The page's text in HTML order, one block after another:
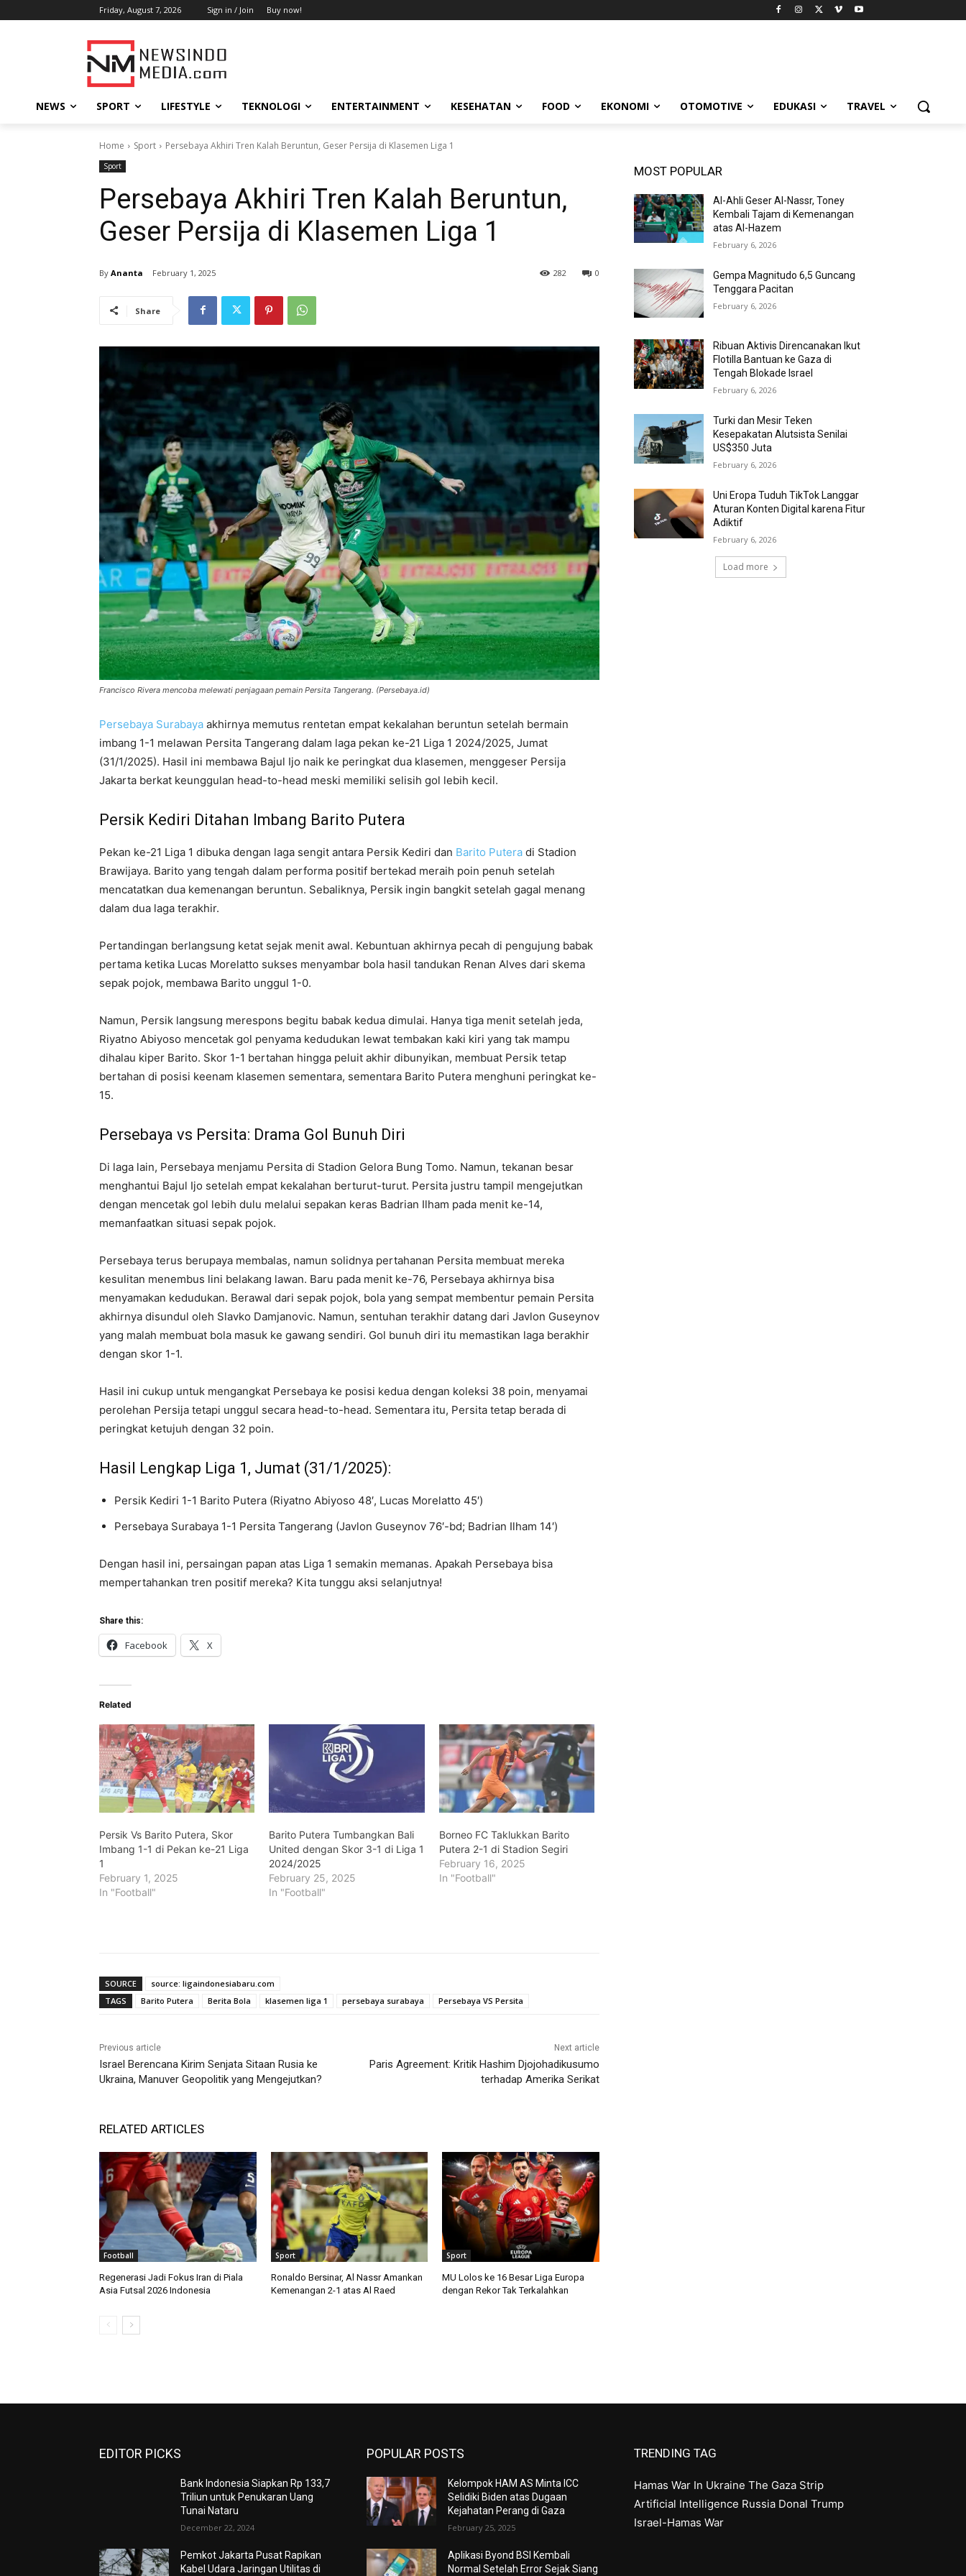
Friday, August 7, 2026 Sign in / Join Buy now!
NEWS SPORT LIFESTYLE TEKNOLOGI ENTERTAINMENT KESEHATAN FOOD EKONOMI OTOMOTIVE EDUKASI TRAVEL
Home Sport Persebaya Akhiri Tren Kalah Beruntun, Geser Persija di Klasemen Liga 1
Sport
Persebaya Akhiri Tren Kalah Beruntun,
Geser Persija di Klasemen Liga 1
By Ananta February 1, 2025 0
282
Share
Francisco Rivera mencoba melewati penjagaan pemain Persita Tangerang. (Persebaya.id)
Persebaya Surabaya akhirnya memutus rentetan empat kekalahan beruntun setelah bermain
imbang 1-1 melawan Persita Tangerang dalam laga pekan ke-21 Liga 1 2024/2025, Jumat
(31/1/2025). Hasil ini membawa Bajul Ijo naik ke peringkat dua klasemen, menggeser Persija
Jakarta berkat keunggulan head-to-head meski memiliki selisih gol lebih kecil.
Persik Kediri Ditahan Imbang Barito Putera
Pekan ke-21 Liga 1 dibuka dengan laga sengit antara Persik Kediri dan Barito Putera di Stadion
Brawijaya. Barito yang tengah dalam performa positif bertekad meraih poin penuh setelah
mencatatkan dua kemenangan beruntun. Sebaliknya, Persik ingin bangkit setelah gagal menang
dalam dua laga terakhir.
Pertandingan berlangsung ketat sejak menit awal. Kebuntuan akhirnya pecah di pengujung babak
pertama ketika Lucas Morelatto sukses menyambar bola hasil tandukan Renan Alves dari skema
sepak pojok, membawa Barito unggul 1-0.
Namun, Persik langsung merespons begitu babak kedua dimulai. Hanya tiga menit setelah jeda,
Riyatno Abiyoso mencetak gol penyama kedudukan lewat tembakan kaki kiri yang tak mampu
dihalau kiper Barito. Skor 1-1 bertahan hingga peluit akhir dibunyikan, membuat Persik tetap
bertahan di posisi keenam klasemen sementara, sementara Barito Putera menghuni peringkat ke-
15.
Persebaya vs Persita: Drama Gol Bunuh Diri
Di laga lain, Persebaya menjamu Persita di Stadion Gelora Bung Tomo. Namun, tekanan besar
menghantui Bajul Ijo setelah empat kekalahan berturut-turut. Persita justru tampil mengejutkan
dengan mencetak gol lebih dulu melalui sepakan keras Badrian Ilham pada menit ke-14,
memanfaatkan situasi sepak pojok.
Persebaya terus berupaya membalas, namun solidnya pertahanan Persita membuat mereka
kesulitan menembus lini belakang lawan. Baru pada menit ke-76, Persebaya akhirnya bisa
menyamakan kedudukan. Berawal dari sepak pojok, bola yang sempat membentur pemain Persita
akhirnya disundul oleh Slavko Damjanovic. Namun, sentuhan terakhir datang dari Javlon Guseynov
yang malah membuat bola masuk ke gawang sendiri. Gol bunuh diri itu memastikan laga berakhir
dengan skor 1-1.
Hasil ini cukup untuk mengangkat Persebaya ke posisi kedua dengan koleksi 38 poin, menyamai
perolehan Persija tetapi unggul secara head-to-head. Sementara itu, Persita tetap berada di
peringkat ketujuh dengan 32 poin.
Hasil Lengkap Liga 1, Jumat (31/1/2025):
Persik Kediri 1-1 Barito Putera (Riyatno Abiyoso 48′, Lucas Morelatto 45′)
Persebaya Surabaya 1-1 Persita Tangerang (Javlon Guseynov 76′-bd; Badrian Ilham 14′)
Dengan hasil ini, persaingan papan atas Liga 1 semakin memanas. Apakah Persebaya bisa
mempertahankan tren positif mereka? Kita tunggu aksi selanjutnya!
Share this:
Facebook X
Related
Persik Vs Barito Putera, Skor
Imbang 1-1 di Pekan ke-21 Liga
1
February 1, 2025
In "Football"
Barito Putera Tumbangkan Bali
United dengan Skor 3-1 di Liga 1
2024/2025
February 25, 2025
In "Football"
Borneo FC Taklukkan Barito
Putera 2-1 di Stadion Segiri
February 16, 2025
In "Football"
SOURCE
source: ligaindonesiabaru.com
TAGS
Barito Putera Berita Bola klasemen liga 1 persebaya surabaya Persebaya VS Persita
Previous article
Israel Berencana Kirim Senjata Sitaan Rusia ke
Ukraina, Manuver Geopolitik yang Mengejutkan?
Next article
Paris Agreement: Kritik Hashim Djojohadikusumo
terhadap Amerika Serikat
RELATED ARTICLES
Football
Regenerasi Jadi Fokus Iran di Piala
Asia Futsal 2026 Indonesia
Sport
Ronaldo Bersinar, Al Nassr Amankan
Kemenangan 2-1 atas Al Raed
Sport
MU Lolos ke 16 Besar Liga Europa
dengan Rekor Tak Terkalahkan
MOST POPULAR
Al-Ahli Geser Al-Nassr, Toney
Kembali Tajam di Kemenangan
atas Al-Hazem
February 6, 2026
Gempa Magnitudo 6,5 Guncang
Tenggara Pacitan
February 6, 2026
Ribuan Aktivis Direncanakan Ikut
Flotilla Bantuan ke Gaza di
Tengah Blokade Israel
February 6, 2026
Turki dan Mesir Teken
Kesepakatan Alutsista Senilai
US$350 Juta
February 6, 2026
Uni Eropa Tuduh TikTok Langgar
Aturan Konten Digital karena Fitur
Adiktif
February 6, 2026
Load more
EDITOR PICKS
Bank Indonesia Siapkan Rp 133,7
Triliun untuk Penukaran Uang
Tunai Nataru
December 22, 2024
Pemkot Jakarta Pusat Rapikan
Kabel Udara Jaringan Utilitas di
POPULAR POSTS
Kelompok HAM AS Minta ICC
Selidiki Biden atas Dugaan
Kejahatan Perang di Gaza
February 25, 2025
Aplikasi Byond BSI Kembali
Normal Setelah Error Sejak Siang
TRENDING TAG
Hamas War In Ukraine The Gaza Strip
Artificial Intelligence Russia Donal Trump
Israel-Hamas War